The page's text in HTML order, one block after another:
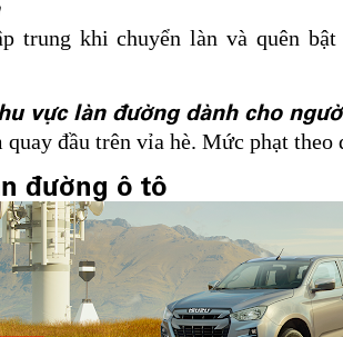
trung khi chuyển làn và quên
vực làn đường dành cho
đầu trên vỉa hè. Mức phạt theo
đường ô tô